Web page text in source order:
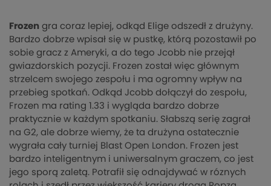
Frozen gra coraz lepiej, odkąd Elige odszedł z drużyny.
Bardzo dobrze wpisał się w pustkę, którą pozostawił po
sobie gracz z Ameryki, a do tego Jcobb nie przejął
gwiazdorskich pozycji. Frozen został więc głównym
strzelcem swojego zespołu i ma ogromny wpływ na
przebieg spotkań. Odkąd Jcobb dołączył do zespołu,
Frozen ma rating 1.33 i wygląda bardzo dobrze
praktycznie w każdym spotkaniu. Słabszą serię zagrał
na G2, ale dobrze wiemy, że ta drużyna ostatecznie
wygrała cały turniej Blast Open London. Frozen jest
bardzo inteligentnym i uniwersalnym graczem, co jest
jego sporą zaletą. Potrafił się odnajdywać w róznych